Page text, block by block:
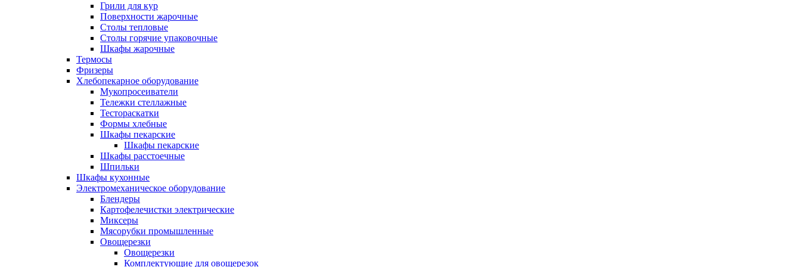
Грили для кур
Поверхности жарочные
Столы тепловые
Столы горячие упаковочные
Шкафы жарочные
Термосы
Фризеры
Хлебопекарное оборудование
Мукопросеиватели
Тележки стеллажные
Тестораскатки
Формы хлебные
Шкафы пекарские
Шкафы пекарские
Шкафы расстоечные
Шпильки
Шкафы кухонные
Электромеханическое оборудование
Блендеры
Картофелечистки электрические
Миксеры
Мясорубки промышленные
Овощерезки
Овощерезки
Комплектующие для овощерезок